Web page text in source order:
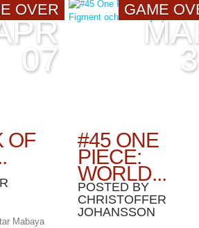
OVER
07
OF
Mabaya
GAME
#45 ONE
PIECE:
WORLD...
POSTED BY
CHRISTOFFER
JOHANSSON